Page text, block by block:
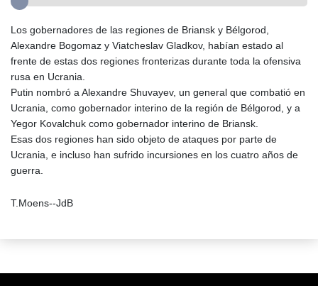
Los gobernadores de las regiones de Briansk y Bélgorod,
Alexandre Bogomaz y Viatcheslav Gladkov, habían estado al
frente de estas dos regiones fronterizas durante toda la ofensiva
rusa en Ucrania.
Putin nombró a Alexandre Shuvayev, un general que combatió en
Ucrania, como gobernador interino de la región de Bélgorod, y a
Yegor Kovalchuk como gobernador interino de Briansk.
Esas dos regiones han sido objeto de ataques por parte de
Ucrania, e incluso han sufrido incursiones en los cuatro años de
guerra.
T.Moens--JdB